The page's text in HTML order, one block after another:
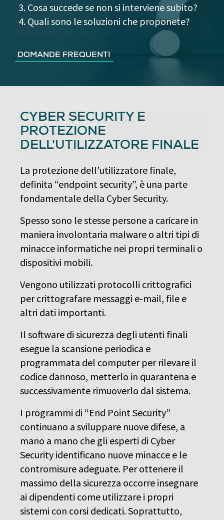
Cosa succede se non si interviene subito?
Quali sono le soluzioni che proponete?
DOMANDE FREQUENTI
CYBER SECURITY E
PROTEZIONE
DELL'UTILIZZATORE FINALE
La protezione dell’utilizzatore finale,
definita “endpoint security”, è una parte
fondamentale della Cyber Security.
Spesso sono le stesse persone a caricare in
maniera involontaria malware o altri tipi di
minacce informatiche nei propri terminali o
dispositivi mobili.
Vengono utilizzati protocolli crittografici
per crittografare messaggi e-mail, file e
altri dati importanti.
Il software di sicurezza degli utenti finali
esegue la scansione periodica e
programmata del computer per rilevare il
codice dannoso, metterlo in quarantena e
successivamente rimuoverlo dal sistema.
I programmi di “End Point Security”
continuano a sviluppare nuove difese, a
mano a mano che gli esperti di Cyber
Security identificano nuove minacce e le
contromisure adeguate. Per ottenere il
massimo della sicurezza occorre insegnare
ai dipendenti come utilizzare i propri
sistemi con corsi dedicati. Soprattutto,